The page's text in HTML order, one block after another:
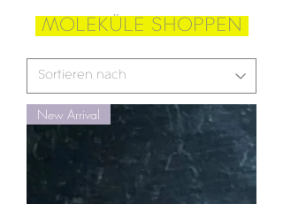
MOLEKÜLE SHOPPEN
New Arrival